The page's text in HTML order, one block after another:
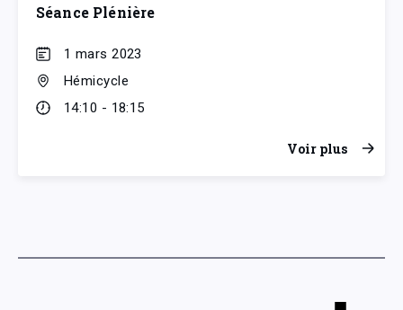
Séance Plénière
1 mars 2023
Hémicycle
14:10 - 18:15
Voir plus